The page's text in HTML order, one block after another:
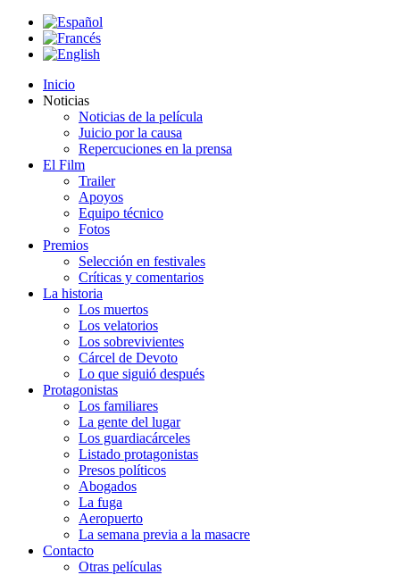
Inicio
Noticias
Noticias de la película
Juicio por la causa
Repercuciones en la prensa
El Film
Trailer
Apoyos
Equipo técnico
Fotos
Premios
Selección en festivales
Críticas y comentarios
La historia
Los muertos
Los velatorios
Los sobrevivientes
Cárcel de Devoto
Lo que siguió después
Protagonistas
Los familiares
La gente del lugar
Los guardiacárceles
Listado protagonistas
Presos políticos
Abogados
La fuga
Aeropuerto
La semana previa a la masacre
Contacto
Otras películas